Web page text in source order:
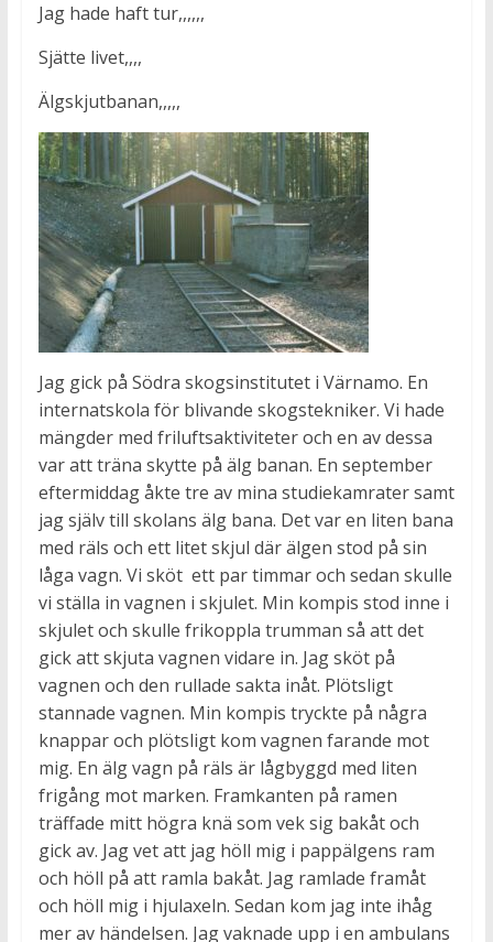
Jag hade haft tur,,,,,,
Sjätte livet,,,,
Älgskjutbanan,,,,,
Jag gick på Södra skogsinstitutet i Värnamo. En
internatskola för blivande skogstekniker. Vi hade
mängder med friluftsaktiviteter och en av dessa
var att träna skytte på älg banan. En september
eftermiddag åkte tre av mina studiekamrater samt
jag själv till skolans älg bana. Det var en liten bana
med räls och ett litet skjul där älgen stod på sin
låga vagn. Vi sköt ett par timmar och sedan skulle
vi ställa in vagnen i skjulet. Min kompis stod inne i
skjulet och skulle frikoppla trumman så att det
gick att skjuta vagnen vidare in. Jag sköt på
vagnen och den rullade sakta inåt. Plötsligt
stannade vagnen. Min kompis tryckte på några
knappar och plötsligt kom vagnen farande mot
mig. En älg vagn på räls är lågbyggd med liten
frigång mot marken. Framkanten på ramen
träffade mitt högra knä som vek sig bakåt och
gick av. Jag vet att jag höll mig i pappälgens ram
och höll på att ramla bakåt. Jag ramlade framåt
och höll mig i hjulaxeln. Sedan kom jag inte ihåg
mer av händelsen. Jag vaknade upp i en ambulans